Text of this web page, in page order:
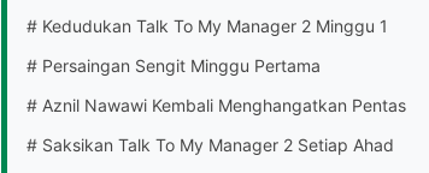
# Kedudukan Talk To My Manager 2 Minggu 1
# Persaingan Sengit Minggu Pertama
# Aznil Nawawi Kembali Menghangatkan Pentas
# Saksikan Talk To My Manager 2 Setiap Ahad